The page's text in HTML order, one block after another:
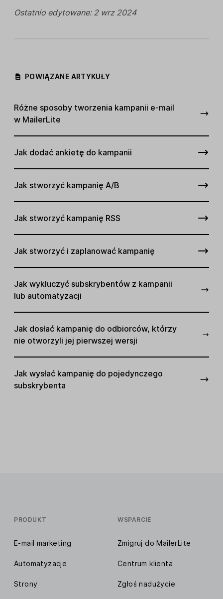
Ostatnio edytowane: 2 wrz 2024
POWIĄZANE ARTYKUŁY
Różne sposoby tworzenia kampanii e-mail
w MailerLite
Jak dodać ankietę do kampanii
Jak stworzyć kampanię A/B
Jak stworzyć kampanię RSS
Jak stworzyć i zaplanować kampanię
Jak wykluczyć subskrybentów z kampanii
lub automatyzacji
Jak dosłać kampanię do odbiorców, którzy
nie otworzyli jej pierwszej wersji
Jak wysłać kampanię do pojedynczego
subskrybenta
PRODUKT
E-mail marketing
Automatyzacje
Strony
WSPARCIE
Zmigruj do MailerLite
Centrum klienta
Zgłoś nadużycie